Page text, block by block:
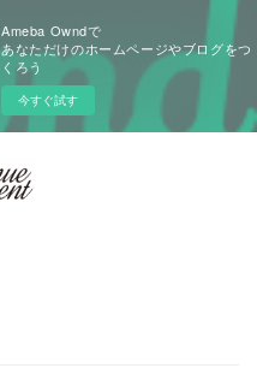
Ameba Owndで
あなただけのホームページやブログをつ
くろう
今すぐ試す